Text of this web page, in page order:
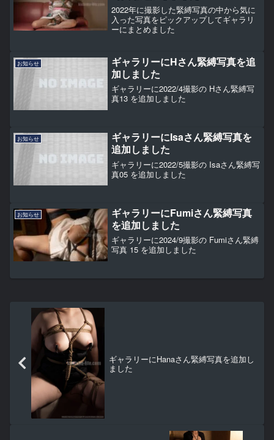
2022年に撮影した緊縛写真の中から気に
入った写真をピックアップしてギャラリ
ーにまとめました
お知らせ
ギャラリーにHさん緊縛写真を追
加しました
ギャラリーに2022/4撮影の Hさん緊縛写
真13 を追加しました
お知らせ
ギャラリーにIsaさん緊縛写真を
追加しました
ギャラリーに2022/5撮影の Isaさん緊縛写
真05 を追加しました
お知らせ
ギャラリーにFumiさん緊縛写真
を追加しました
ギャラリーに2024/9撮影の Fumiさん緊縛
写真 15 を追加しました
ギャラリーにHanaさん緊縛写真を追加し
ました